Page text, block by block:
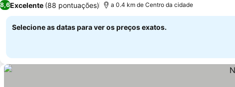
8,6Excelente (88 pontuações) a 0.4 km de Centro da cidade
Selecione as datas para ver os preços exatos.